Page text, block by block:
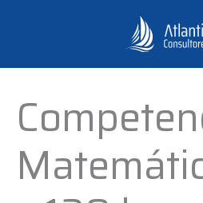
Competencia
Matemática
N2